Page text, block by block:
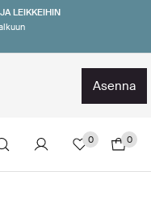
LEIKKEIHIN
asenna
0 0